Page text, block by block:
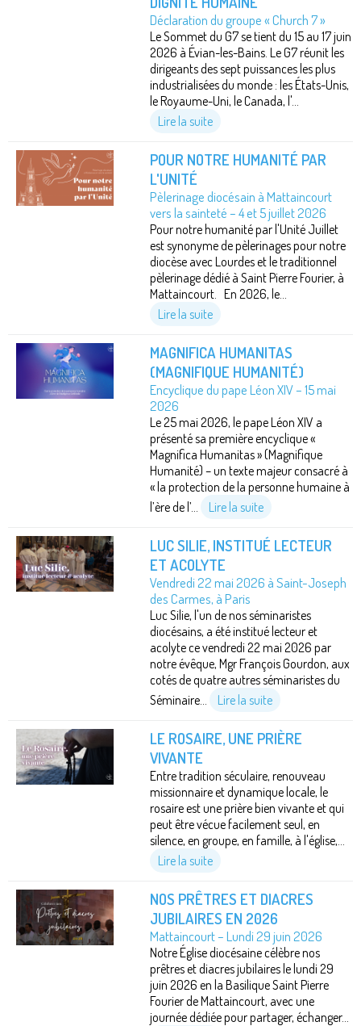
Déclaration du groupe « Church 7 »
Le Sommet du G7 se tient du 15 au 17 juin
2026 à Évian-les-Bains. Le G7 réunit les
dirigeants des sept puissances les plus
industrialisées du monde : les États-Unis,
le Royaume-Uni, le Canada, l'...
Lire la suite
POUR NOTRE HUMANITÉ PAR
L'UNITÉ
Pèlerinage diocésain à Mattaincourt
vers la sainteté – 4 et 5 juillet 2026
Pour notre humanité par l'Unité Juillet
est synonyme de pèlerinages pour notre
diocèse avec Lourdes et le traditionnel
pèlerinage dédié à Saint Pierre Fourier, à
Mattaincourt. En 2026, le...
Lire la suite
MAGNIFICA HUMANITAS
(MAGNIFIQUE HUMANITÉ)
Encyclique du pape Léon XIV – 15 mai
2026
Le 25 mai 2026, le pape Léon XIV a
présenté sa première encyclique «
Magnifica Humanitas » (Magnifique
Humanité) – un texte majeur consacré à
« la protection de la personne humaine à
l’ère de l’...
Lire la suite
LUC SILIE, INSTITUÉ LECTEUR
ET ACOLYTE
Vendredi 22 mai 2026 à Saint-Joseph
des Carmes, à Paris
Luc Silie, l'un de nos séminaristes
diocésains, a été institué lecteur et
acolyte ce vendredi 22 mai 2026 par
notre évêque, Mgr François Gourdon, aux
cotés de quatre autres séminaristes du
Séminaire...
Lire la suite
LE ROSAIRE, UNE PRIÈRE
VIVANTE
Entre tradition séculaire, renouveau
missionnaire et dynamique locale, le
rosaire est une prière bien vivante et qui
peut être vécue facilement seul, en
silence, en groupe, en famille, à l'église,...
Lire la suite
NOS PRÊTRES ET DIACRES
JUBILAIRES EN 2026
Mattaincourt – Lundi 29 juin 2026
Notre Église diocésaine célèbre nos
prêtres et diacres jubilaires le lundi 29
juin 2026 en la Basilique Saint Pierre
Fourier de Mattaincourt, avec une
journée dédiée pour partager, échanger...